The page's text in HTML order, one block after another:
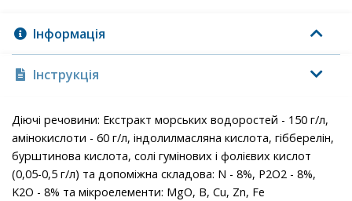
Інформація
Інструкція
Діючі речовини: Екстракт морських водоростей - 150 г/л,
амінокислоти - 60 г/л, індолилмасляна кислота, гібберелін,
бурштинова кислота, солі гумінових і фолієвих кислот
(0,05-0,5 г/л) та допоміжна складова: N - 8%, P2O2 - 8%,
K2O - 8% та мікроелементи: MgO, B, Cu, Zn, Fe